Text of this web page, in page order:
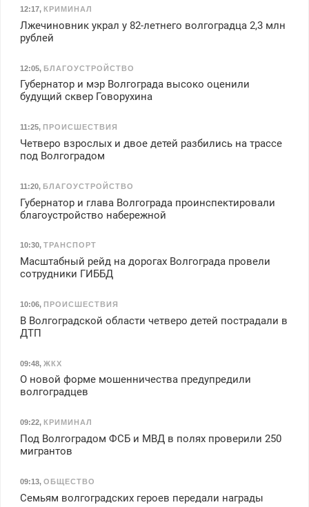
12:17, КРИМИНАЛ
Лжечиновник украл у 82-летнего волгоградца 2,3 млн
рублей
12:05, БЛАГОУСТРОЙСТВО
Губернатор и мэр Волгограда высоко оценили
будущий сквер Говорухина
11:25, ПРОИСШЕСТВИЯ
Четверо взрослых и двое детей разбились на трассе
под Волгоградом
11:20, БЛАГОУСТРОЙСТВО
Губернатор и глава Волгограда проинспектировали
благоустройство набережной
10:30, ТРАНСПОРТ
Масштабный рейд на дорогах Волгограда провели
сотрудники ГИББД
10:06, ПРОИСШЕСТВИЯ
В Волгоградской области четверо детей пострадали в
ДТП
09:48, ЖКХ
О новой форме мошенничества предупредили
волгоградцев
09:22, КРИМИНАЛ
Под Волгоградом ФСБ и МВД в полях проверили 250
мигрантов
09:13, ОБЩЕСТВО
Семьям волгоградских героев передали награды